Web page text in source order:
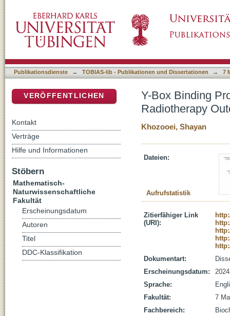
Publikationsdienste → TOBIAS-lib - Publikationen und Dissertationen → 7
Y-Box Binding
Radiotherapy
Khozooei, Shayan
Dateien:
Aufrufstatistik
Zitierfähiger Link
(URI):
Dokumentart:
Erscheinungsdatum:
Sprache:
Fakultät:
7
Fachbereich:
VERÖFFENTLICHEN
Kontakt
Verträge
Hilfe und Informationen
Stöbern
Mathematisch-
Naturwissenschaftliche
Fakultät
Erscheinungsdatum
Autoren
Titel
DDC-Klassifikation